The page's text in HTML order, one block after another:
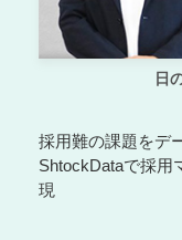
日
採用難の課題をデ
ShtockDataで採用
現